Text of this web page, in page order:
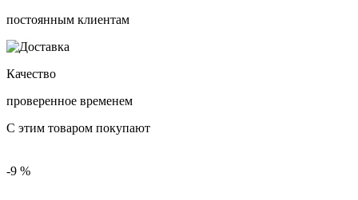
постоянным клиентам
Качество
проверенное временем
С этим товаром покупают
-9 %